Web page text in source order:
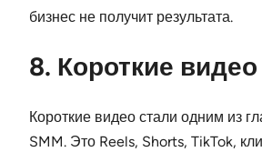
бизнес не получит результата.
8. Короткие видео
Короткие видео стали одним из
SMM. Это Reels, Shorts, TikTok,